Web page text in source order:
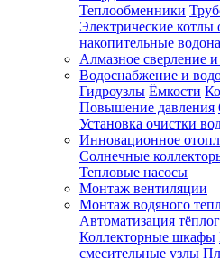
Теплообменники
Электрические котлы
накопительные
Алмазное сверление
Водоснабжение и
Гидроузлы Ёмкости
Повышение давления
Установка очистки
Инновационное
Солнечные
Тепловые насосы
Монтаж вентиляции
Монтаж водяного
Автоматизация
Коллекторные шкафы
смесительные узлы